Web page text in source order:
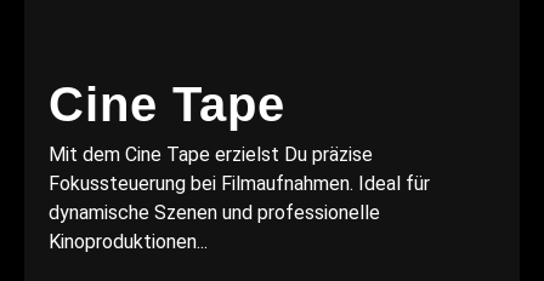
Cine Tape
Mit dem Cine Tape erzielst Du präzise
Fokussteuerung bei Filmaufnahmen. Ideal für
dynamische Szenen und professionelle
Kinoproduktionen...